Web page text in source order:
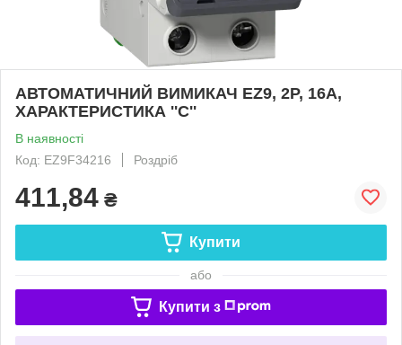
АВТОМАТИЧНИЙ ВИМИКАЧ EZ9, 2Р, 16А,
ХАРАКТЕРИСТИКА ''С''
В наявності
Код: EZ9F34216
Роздріб
411,84 ₴
Купити
або
Купити з